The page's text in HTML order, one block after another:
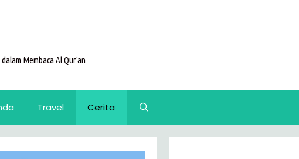
Membaca Al Qur'an
Travel Cerita